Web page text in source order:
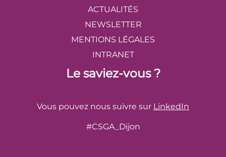
ACTUALITÉS
NEWSLETTER
MENTIONS LÉGALES
INTRANET
Le saviez-vous ?
Vous pouvez nous suivre sur LinkedIn
#CSGA_Dijon